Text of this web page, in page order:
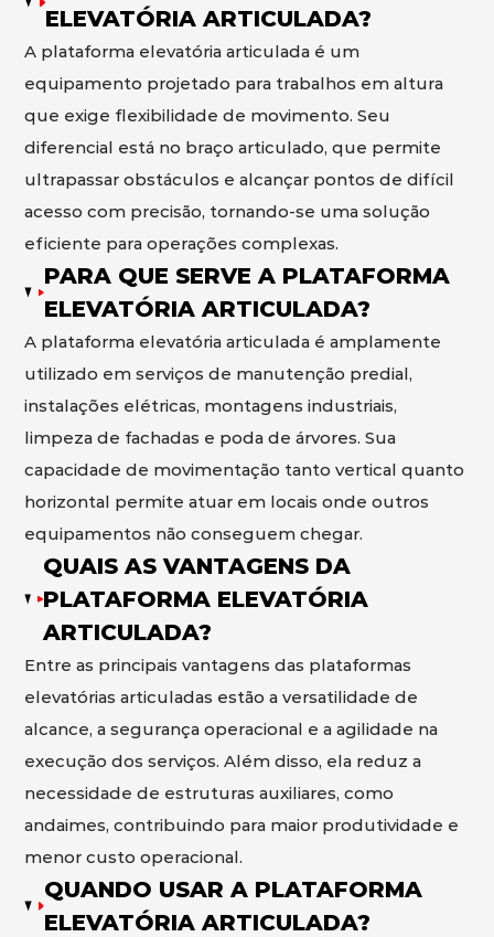
ELEVATÓRIA ARTICULADA?
A plataforma elevatória articulada é um
equipamento projetado para trabalhos em altura
que exige flexibilidade de movimento. Seu
diferencial está no braço articulado, que permite
ultrapassar obstáculos e alcançar pontos de difícil
acesso com precisão, tornando-se uma solução
eficiente para operações complexas.
PARA QUE SERVE A PLATAFORMA
ELEVATÓRIA ARTICULADA?
A plataforma elevatória articulada é amplamente
utilizado em serviços de manutenção predial,
instalações elétricas, montagens industriais,
limpeza de fachadas e poda de árvores. Sua
capacidade de movimentação tanto vertical quanto
horizontal permite atuar em locais onde outros
equipamentos não conseguem chegar.
QUAIS AS VANTAGENS DA
PLATAFORMA ELEVATÓRIA
ARTICULADA?
Entre as principais vantagens das plataformas
elevatórias articuladas estão a versatilidade de
alcance, a segurança operacional e a agilidade na
execução dos serviços. Além disso, ela reduz a
necessidade de estruturas auxiliares, como
andaimes, contribuindo para maior produtividade e
menor custo operacional.
QUANDO USAR A PLATAFORMA
ELEVATÓRIA ARTICULADA?